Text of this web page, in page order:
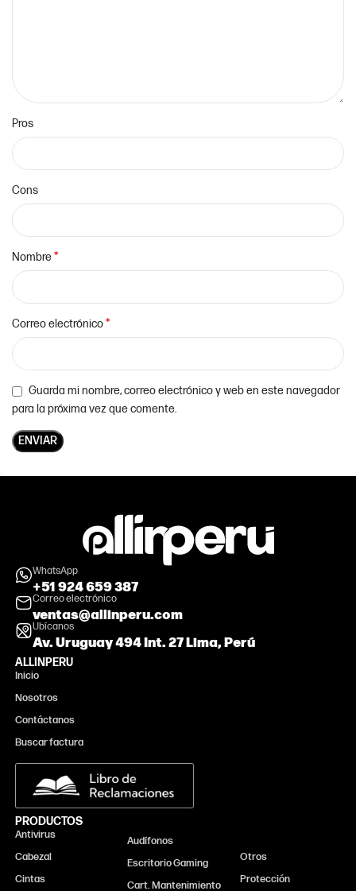
Pros
Cons
Nombre*
Correo electrónico*
Guarda mi nombre, correo electrónico y web en este navegador
para la próxima vez que comente.
WhatsApp
+51 924 659 387
Correo electrónico
ventas@allinperu.com
Ubícanos
Av. Uruguay 494 Int. 27 Lima, Perú
ALLINPERU
Inicio
Nosotros
Contáctanos
Buscar factura
PRODUCTOS
Antivirus
Cabezal
Cintas
Audífonos
Escritorio Gaming
Cart. Mantenimiento
Otros
Protección